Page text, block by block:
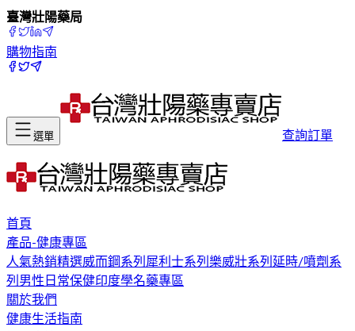
臺灣壯陽藥局
購物指南
選單 查詢訂單
首頁
產品-健康專區
人氣熱銷精選威而鋼系列 犀利士系列 樂威壯系列 延時/噴劑系
列 男性日常保健印度學名藥專區
關於我們
健康生活指南